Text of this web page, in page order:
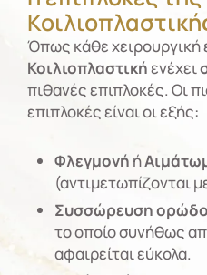
Όπως κάθε χειρουργική
Κοιλιοπλαστικήενέχει
πιθανές επιπλοκές. Οι
επιπλοκές είναι οι εξής:
Φλεγμονή ή
(αντιμετωπίζονται
Συσσώρευση
το οποίο συνήθως
αφαιρείται εύκολα.